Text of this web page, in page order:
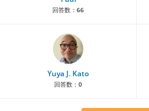
回答数： 66
Yuya J. Kato
回答数： 0